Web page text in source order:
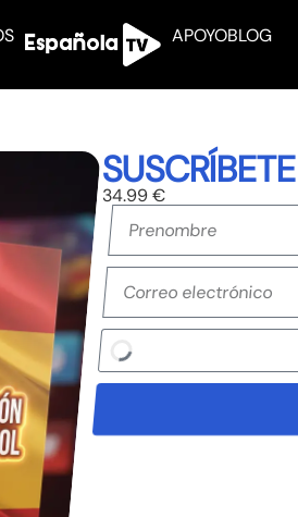
APOYOBLOG
34.99 €